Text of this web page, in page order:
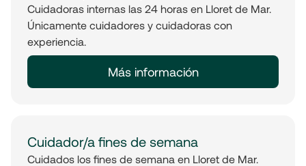
Cuidadoras internas las 24 horas en Lloret de Mar.
Únicamente cuidadores y cuidadoras con
experiencia.
Más información
Cuidador/a fines de semana
Cuidados los fines de semana en Lloret de Mar.